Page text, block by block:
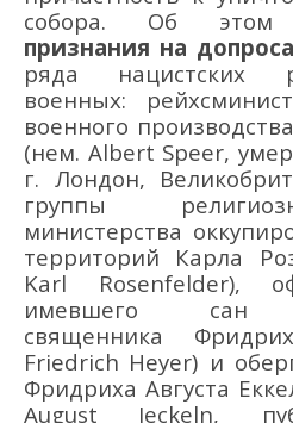
собора. Об этом
признания на
ряда нацистских
военных:
военного
(нем. Albert Speer,
г. Лондон,
группы
министерства
территорий Карла
Karl Rosenfelder),
имевшего сан
священника
Friedrich Heyer) и
Фридриха Августа
August
Jeckeln,